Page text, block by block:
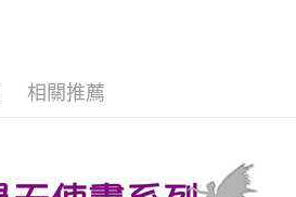
相關推薦